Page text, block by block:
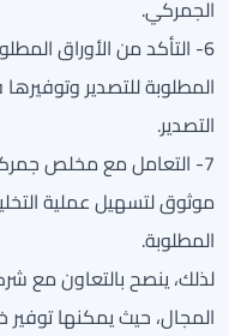
الجمركي.
6- التأكد من الأوراق
المطلوبة للتصدير
التصدير.
7- التعامل مع مخلص
موثوق لتسهيل عملية
المطلوبة.
لذلك، ينصح بالتعاون مع
المجال، حيث يمكنها